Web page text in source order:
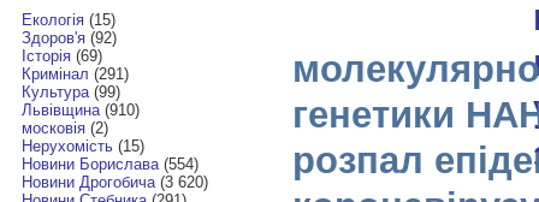
Екологія(15)
Здоров'я(92)
Історія(69)
Кримінал (291)
Культура(99)
Львівщина(910)
московія(2)
Нерухомість(15)
Новини Борислава(554)
Новини Дрогобича(3 620)
генетики
розпал